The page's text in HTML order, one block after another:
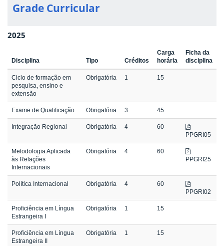
Grade Curricular
2025
Disciplina Tipo Créditos
Carga
horária
Ficha da
disciplina
Ciclo de formação em
pesquisa, ensino e
extensão
Obrigatória 1 15
Exame de Qualificação Obrigatória 3 45
Integração Regional Obrigatória 4
60
PPGRI05
Metodologia Aplicada
às Relações
Internacionais
Obrigatória 4
60
PPGRI25
Política Internacional Obrigatória 4
60
PPGRI02
Proficiência em Língua
Estrangeira I
Obrigatória 1 15
Proficiência em Língua
Estrangeira II
Obrigatória 1 15